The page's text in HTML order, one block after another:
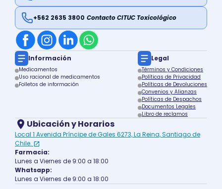
+562 2635 3800 Contacto CITUC Toxicológico
Información
Medicamentos
Uso racional de medicamentos
Folletos de información
Legal
Términos y Condiciones
Políticas de Privacidad
Políticas de Devoluciones
Convenios y Alianzas
Políticas de Despachos
Documentos Legales
Libro de reclamos
Ubicación y Horarios
Local 1 Avenida Príncipe de Gales 6273, La Reina, Santiago de
Chile.
Farmacia:
Lunes a Viernes de 9:00 a 18:00
Whatsapp:
Lunes a Viernes de 9:00 a 18:00